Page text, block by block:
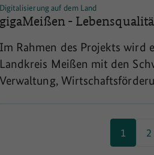
Identifizierung digitaler
regionalen
Daseinsvorsorge
Digitalisierung auf dem Land
gigaMeißen -
Im Rahmen des Projekts wird
Landkreis Meißen mit den
Verwaltung,
Meißen in einem
werden diverse Workshops
1 2